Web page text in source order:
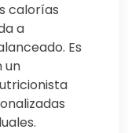
calorías
a
Es
un